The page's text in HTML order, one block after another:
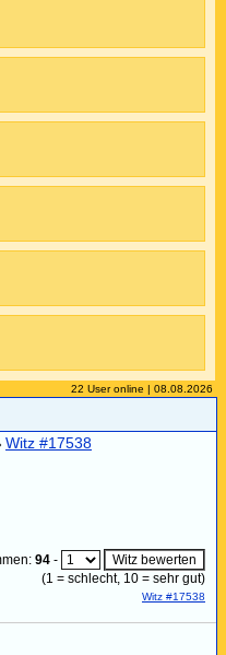
22 User online | 08.08.2026
Witz #17538
94 -
(1 = schlecht, 10 = sehr gut)
Witz #17538